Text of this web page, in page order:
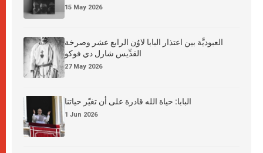
15 May 2026
العبوديَّة بين اعتذار البابا لاوُن الرابع عشر وصرخة
القدِّيس شارل دي فوكو
27 May 2026
البابا: حياة الله قادرة على أن تغيّر حياتنا
1 Jun 2026